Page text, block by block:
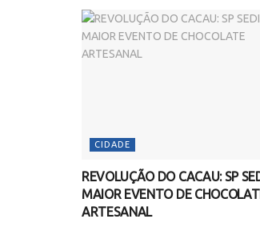
CIDADE
REVOLUÇÃO DO CACAU: SP
MAIOR EVENTO DE
ARTESANAL